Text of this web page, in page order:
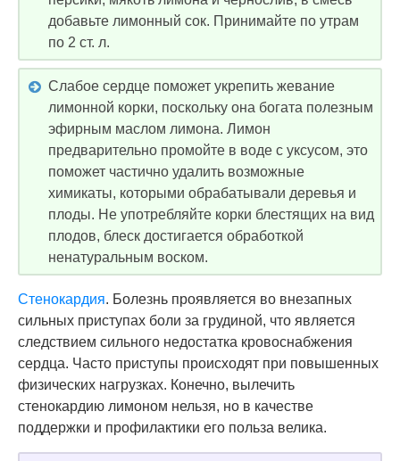
добавьте лимонный сок. Принимайте по утрам
по 2 ст. л.
Слабое сердце поможет укрепить жевание
лимонной корки, поскольку она богата полезным
эфирным маслом лимона. Лимон
предварительно промойте в воде с уксусом, это
поможет частично удалить возможные
химикаты, которыми обрабатывали деревья и
плоды. Не употребляйте корки блестящих на вид
плодов, блеск достигается обработкой
ненатуральным воском.
Стенокардия. Болезнь проявляется во внезапных
сильных приступах боли за грудиной, что является
следствием сильного недостатка кровоснабжения
сердца. Часто приступы происходят при повышенных
физических нагрузках. Конечно, вылечить
стенокардию лимоном нельзя, но в качестве
поддержки и профилактики его польза велика.